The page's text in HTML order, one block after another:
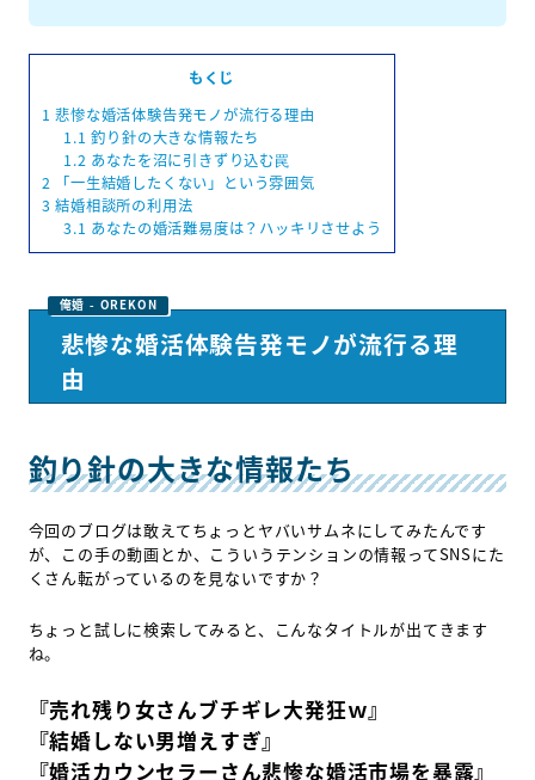
もくじ
1 悲惨な婚活体験告発モノが流行る理由
1.1 釣り針の大きな情報たち
1.2 あなたを沼に引きずり込む罠
2 「一生結婚したくない」という雰囲気
3 結婚相談所の利用法
3.1 あなたの婚活難易度は？ハッキリさせよう
悲惨な婚活体験告発モノが流行る理
由
釣り針の大きな情報たち
今回のブログは敢えてちょっとヤバいサムネにしてみたんです
が、この手の動画とか、こういうテンションの情報ってSNSにた
くさん転がっているのを見ないですか？
ちょっと試しに検索してみると、こんなタイトルが出てきます
ね。
『売れ残り女さんブチギレ大発狂ｗ』
『結婚しない男増えすぎ』
『婚活カウンセラーさん悲惨な婚活市場を暴露』